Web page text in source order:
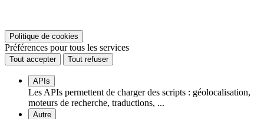
Politique de cookies
Préférences pour tous les services
Tout accepter Tout refuser
APIs
Les APIs permettent de charger des scripts : géolocalisation,
moteurs de recherche, traductions, ...
Autre